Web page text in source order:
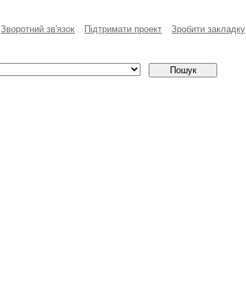
Зворотний зв'язок Пiдтримати проект Зробити закладку